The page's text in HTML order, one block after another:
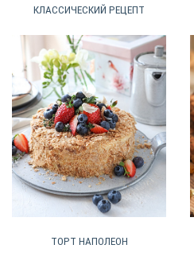
КЛАССИЧЕСКИЙ РЕЦЕПТ
ТОРТ НАПОЛЕОН